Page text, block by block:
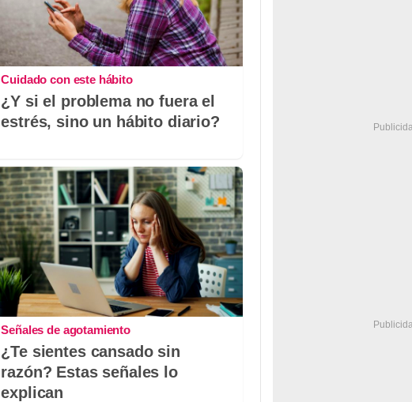
Cuidado con este hábito
¿Y si el problema no fuera el
estrés, sino un hábito diario?
Señales de agotamiento
¿Te sientes cansado sin
razón? Estas señales lo
explican